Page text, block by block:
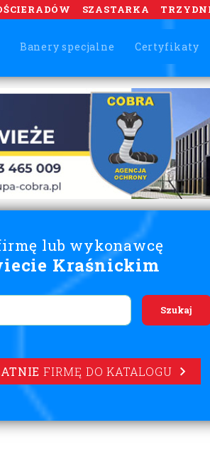
SZASTARKA
Banery specjalne Certyfikaty
lub wykonawcę
Kraśnickim
FIRMĘ DO KATALOGU